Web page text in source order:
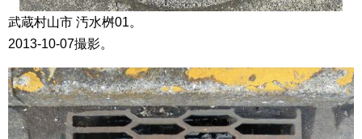
武蔵村山市 汚水桝01。
2013-10-07撮影。